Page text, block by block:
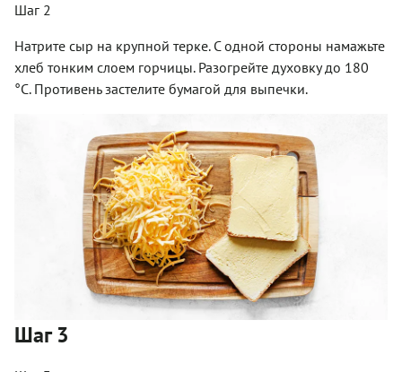
Шаг 2
Натрите сыр на крупной терке. С одной стороны намажьте
хлеб тонким слоем горчицы. Разогрейте духовку до 180
°C. Противень застелите бумагой для выпечки.
Шаг 3